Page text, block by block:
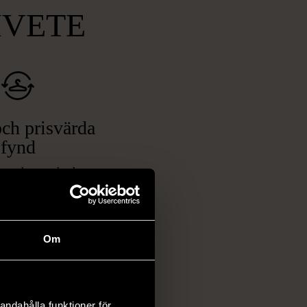
Om
prisvärda
fynd
ett brett utbud av
kläder och möbler
elektronik i våra
föremål som
vanliga butiker.